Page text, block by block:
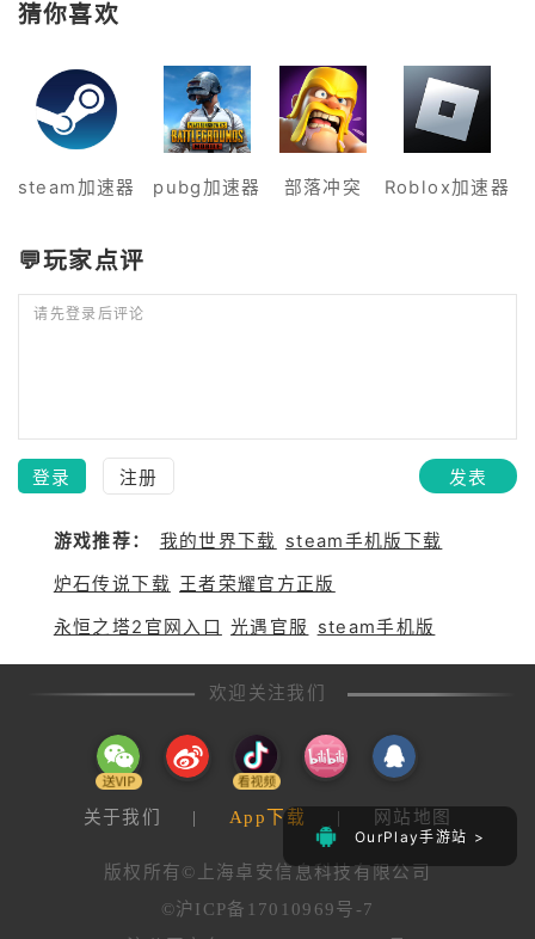
OurPlay手游站 >
的材料奖励，另外还会有一些比较
特殊的服饰
问题，今天就让小编来给大家详细
介绍一下游戏内粉色票的用处，让
我们一起来看看吧。一、粉色票用
处粉色票属于游戏里的限定道具，
游戏主页面的左侧会有一排活动玩
猜你喜欢
steam加速器 pubg加速器 部落冲突 Roblox加速器
💬玩家点评
请先登录后评论
登录 注册 发表
游戏推荐： 我的世界下载 steam手机版下载
炉石传说下载 王者荣耀官方正版
永恒之塔2官网入口 光遇官服 steam手机版
欢迎关注我们
关于我们 | App下载 | 网站地图
版权所有©上海卓安信息科技有限公司
©沪ICP备17010969号-7